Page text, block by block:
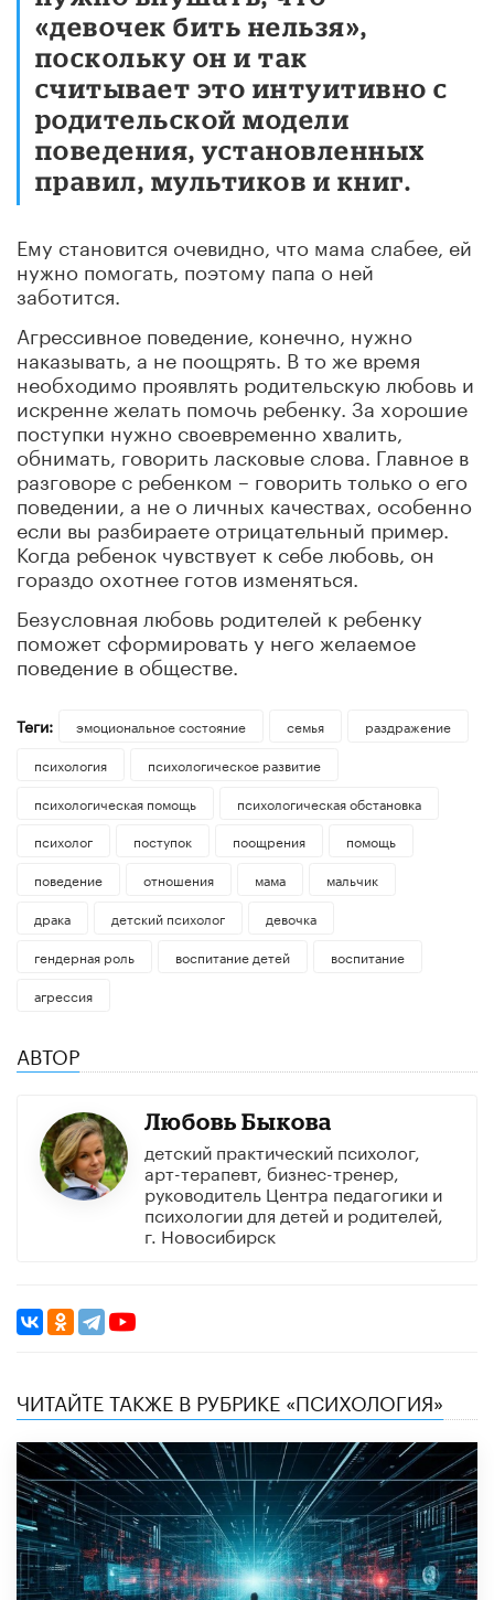
«девочек бить нельзя»,
поскольку он и так
считывает это интуитивно с
родительской модели
поведения, установленных
правил, мультиков и книг.
Ему становится очевидно, что мама слабее, ей
нужно помогать, поэтому папа о ней
заботится.
Агрессивное поведение, конечно, нужно
наказывать, а не поощрять. В то же время
необходимо проявлять родительскую любовь и
искренне желать помочь ребенку. За хорошие
поступки нужно своевременно хвалить,
обнимать, говорить ласковые слова. Главное в
разговоре с ребенком – говорить только о его
поведении, а не о личных качествах, особенно
если вы разбираете отрицательный пример.
Когда ребенок чувствует к себе любовь, он
гораздо охотнее готов изменяться.
Безусловная любовь родителей к ребенку
поможет сформировать у него желаемое
поведение в обществе.
Теги: эмоциональное состояние семья
раздражение
психология
психологическое развитие
психологическая помощь
психологическая обстановка
психолог
поступок поощрения
помощь
поведение
отношения мама
мальчик
драка
детский психолог
девочка
гендерная роль
воспитание детей
воспитание
агрессия
АВТОР
Любовь Быкова
детский практический психолог,
арт-терапевт, бизнес-тренер,
руководитель Центра педагогики и
психологии для детей и родителей,
г. Новосибирск
ЧИТАЙТЕ ТАКЖЕ В РУБРИКЕ «ПСИХОЛОГИЯ»